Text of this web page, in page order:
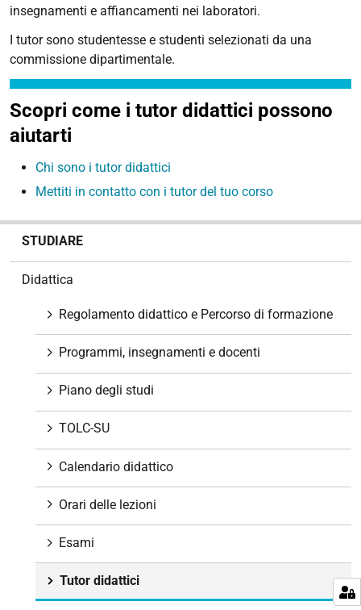
insegnamenti e affiancamenti nei laboratori.
I tutor sono studentesse e studenti selezionati da una
commissione dipartimentale.
Scopri come i tutor didattici possono
aiutarti
Chi sono i tutor didattici
Mettiti in contatto con i tutor del tuo corso
STUDIARE
Didattica
Regolamento didattico e Percorso di formazione
Programmi, insegnamenti e docenti
Piano degli studi
TOLC-SU
Calendario didattico
Orari delle lezioni
Esami
Tutor didattici